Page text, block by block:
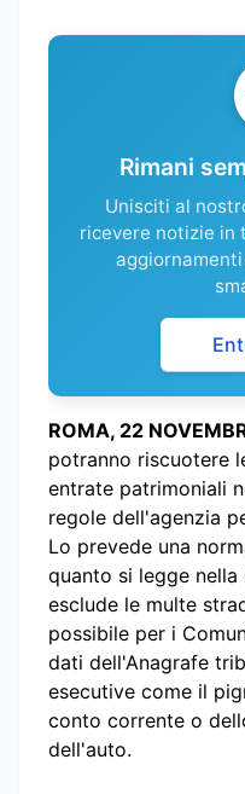
Rimani
Unisciti al
ricevere notizie in
ROMA, 22
potranno riscuotere
entrate patrimoniali
regole dell'agenzia
Lo prevede una
quanto si legge
esclude le multe
possibile per i
dati dell'Anagrafe
esecutive come il
conto corrente o
dell'auto.